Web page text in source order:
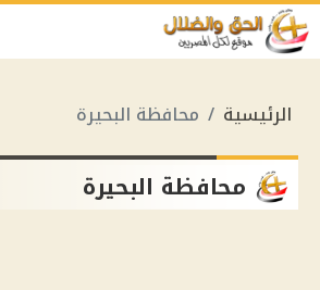
الرئيسية محافظة البحيرة
محافظة البحيرة